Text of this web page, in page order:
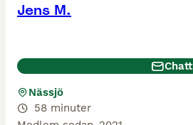
Jens M.
Chatt
Nässjö
58 minuter